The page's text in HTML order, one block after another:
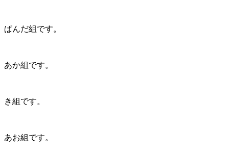
ぱんだ組です。
あか組です。
き組です。
あお組です。